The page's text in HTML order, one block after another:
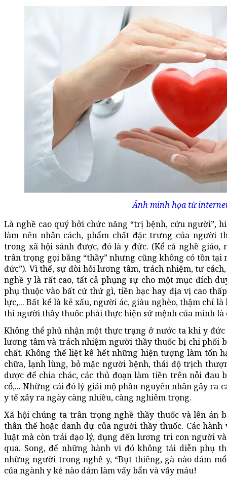
Ảnh minh họa từ
Là nghề cao quý bởi chức năng “trị bệnh, cứu người”,
làm nên nhân cách, phẩm chất đặc trưng của người
trong xã hội sánh được, đó là y đức. (Kể cả nghề
trân trọng gọi bằng “thầy” nhưng cũng không có tồn tại
đức”). Vì thế, sự đòi hỏi lương tâm, trách nhiệm, tư
nghề y là rất cao, tất cả phụng sự cho một mục đích
phụ thuộc vào bất cứ thứ gì, tiền bạc hay địa vị cao
lực,... Bất kể là kẻ xấu, người ác, giàu nghèo, thậm chí
thì người thầy thuốc phải thực hiện sứ mệnh của mình là
Không thể phủ nhận một thực trạng ở nước ta khi y
lương tâm và trách nhiệm người thầy thuốc bị chi phối
chất. Không thể liệt kê hết những hiện tượng làm tổn
chữa, lạnh lùng, bỏ mặc người bệnh, thái độ trịch
dược để chia chác, các thủ đoạn làm tiền trên nỗi đau
cổ,... Những cái đó lý giải mộ phần nguyên nhân gây ra
y tế xảy ra ngày càng nhiều, càng nghiêm trọng.
Xã hội chúng ta trân trọng nghề thầy thuốc và lên án
thân thể hoặc danh dự của người thầy thuốc. Các
luật mà còn trái đạo lý, đụng đến lương tri con người
qua. Song, để những hành vi đó không tái diễn phụ
những người trong nghề y, “Bụt thiêng, gà nào dám
của ngành y kẻ nào dám làm vấy bẩn và vấy máu!